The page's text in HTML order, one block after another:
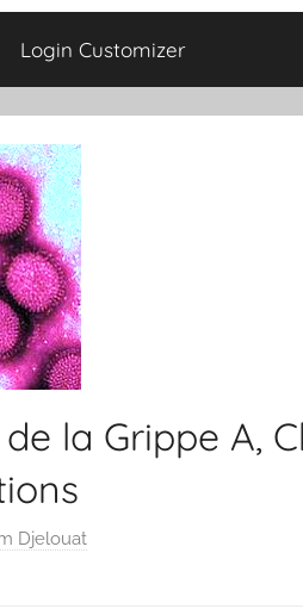
Login Customizer
la Grippe A,
Djelouat